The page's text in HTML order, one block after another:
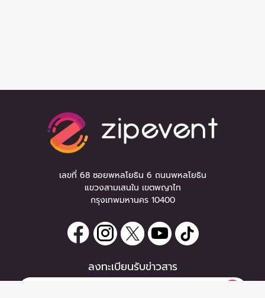
เลขที่ 68 ซอยพหลโยธิน 6 ถนนพหลโยธิน
แขวงสามเสนใน เขตพญาไท
กรุงเทพมหานคร 10400
ลงทะเบียนรับข่าวสาร